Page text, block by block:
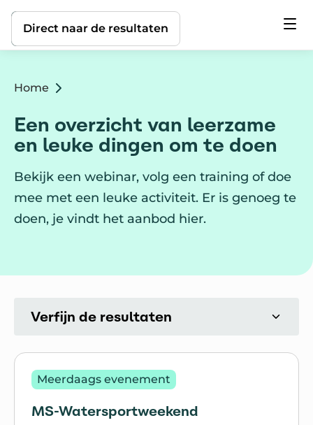
Direct naar de inhoud
Home
Een overzicht van leerzame
en leuke dingen om te doen
Bekijk een webinar, volg een training of doe
mee met een leuke activiteit. Er is genoeg te
doen, je vindt het aanbod hier.
Direct naar de resultaten
Activiteiten
Meerdaags evenement
MS-Watersportweekend
Verfijn de resultaten